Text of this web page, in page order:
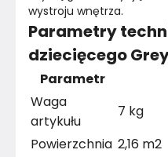
wystroju wnętrza.
Parametry
dziecięcego
Parametr
Waga
artykułu
7 kg
Powierzchnia 2,16 m2